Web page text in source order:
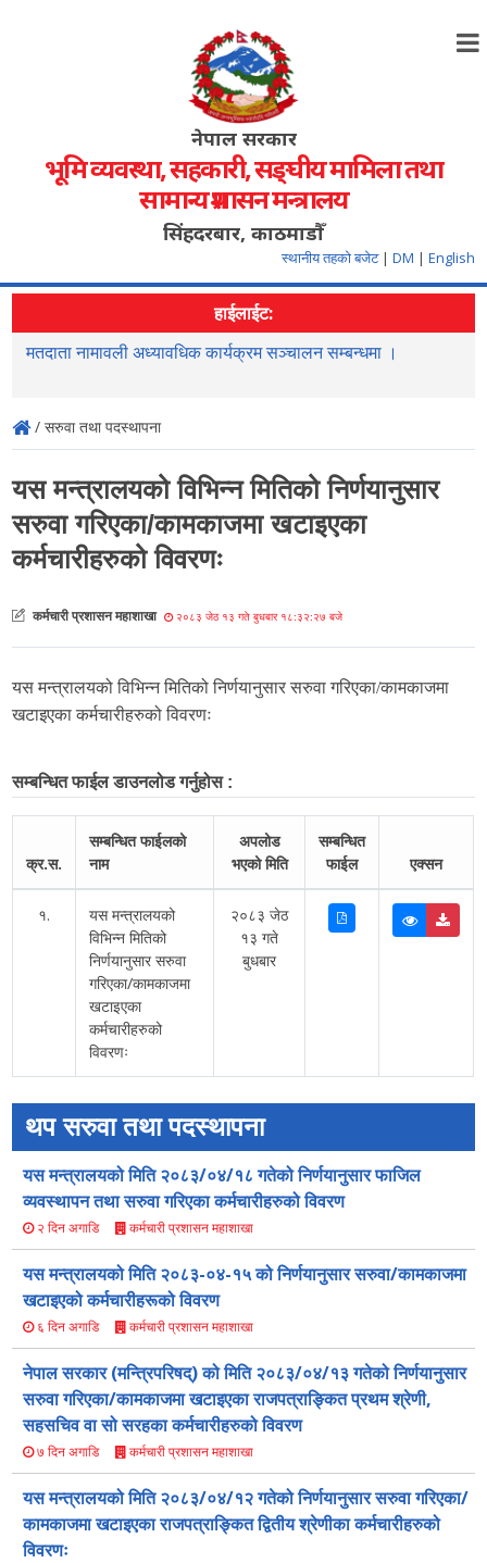
नेपाल सरकार
भूमि व्यवस्था, सहकारी, सङ्‍घीय मामिला तथा
सामान्य प्रशासन मन्त्रालय
सिंहदरबार, काठमाडौँ
स्थानीय तहको बजेट | DM | English
हाईलाईट:
मतदाता नामावली अध्यावधिक कार्यक्रम सञ्चालन सम्बन्धमा ।
/ सरुवा तथा पदस्थापना
यस मन्त्रालयको विभिन्न मितिको निर्णयानुसार
सरुवा गरिएका/कामकाजमा खटाइएका
कर्मचारीहरुको विवरणः
कर्मचारी प्रशासन महाशाखा २०८३ जेठ १३ गते बुधबार १८:३२:२७ बजे
यस मन्त्रालयको विभिन्न मितिको निर्णयानुसार सरुवा गरिएका/कामकाजमा
खटाइएका कर्मचारीहरुको विवरणः
सम्बन्धित फाईल डाउनलोड गर्नुहोस :
क्र.स.
सम्बन्धित फाईलको
नाम
अपलोड
भएको मिति
सम्बन्धित
फाईल
एक्सन
१.
यस मन्त्रालयको
विभिन्न मितिको
निर्णयानुसार सरुवा
गरिएका/कामकाजमा
खटाइएका
कर्मचारीहरुको
विवरणः
२०८३ जेठ
१३ गते
बुधबार
थप सरुवा तथा पदस्थापना
यस मन्त्रालयको मिति २०८३/०४/१८ गतेको निर्णयानुसार फाजिल
व्यवस्थापन तथा सरुवा गरिएका कर्मचारीहरुको विवरण
२ दिन अगाडि कर्मचारी प्रशासन महाशाखा
यस मन्त्रालयको मिति २०८३-०४-१५ को निर्णयानुसार सरुवा/कामकाजमा
खटाइएको कर्मचारीहरूको विवरण
६ दिन अगाडि कर्मचारी प्रशासन महाशाखा
नेपाल सरकार (मन्त्रिपरिषद्) को मिति २०८३/०४/१३ गतेको निर्णयानुसार
सरुवा गरिएका/कामकाजमा खटाइएका राजपत्राङ्कित प्रथम श्रेणी,
सहसचिव वा सो सरहका कर्मचारीहरुको विवरण
७ दिन अगाडि कर्मचारी प्रशासन महाशाखा
यस मन्त्रालयको मिति २०८३/०४/१२ गतेको निर्णयानुसार सरुवा गरिएका/
कामकाजमा खटाइएका राजपत्राङ्कित द्वितीय श्रेणीका कर्मचारीहरुको
विवरणः